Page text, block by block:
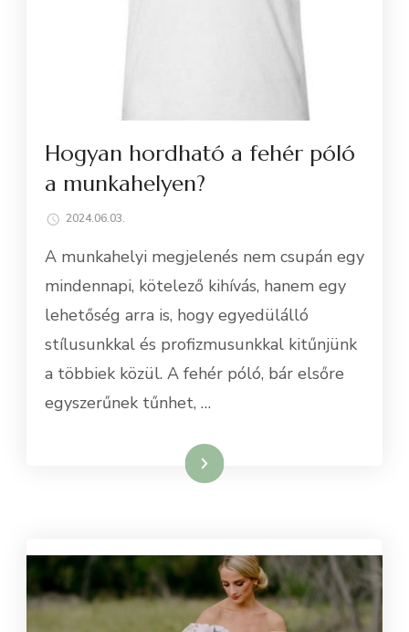
Hogyan hordható a fehér póló
a munkahelyen?
2024.06.03.
A munkahelyi megjelenés nem csupán egy
mindennapi, kötelező kihívás, hanem egy
lehetőség arra is, hogy egyedülálló
stílusunkkal és profizmusunkkal kitűnjünk
a többiek közül. A fehér póló, bár elsőre
egyszerűnek tűnhet, …
Tovább